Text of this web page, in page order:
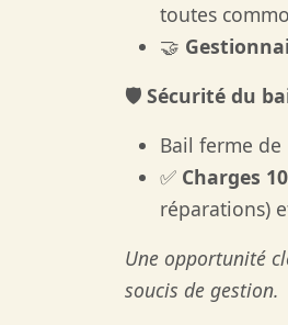
toutes
🤝
🛡️ Sécurité du
Bail ferme de
✅ Charges
réparations)
Une opportunité
soucis de gestion.